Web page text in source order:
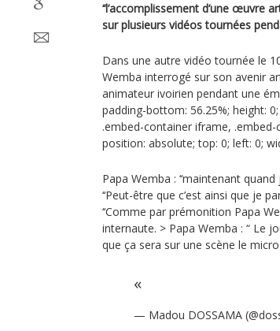
‘‘l’accomplissement d’une œuvre
sur plusieurs vidéos tournées
Dans une autre vidéo tournée le
Wemba interrogé sur son avenir
animateur ivoirien pendant une
padding-bottom: 56.25%; height:
.embed-container iframe,
position: absolute; top: 0; left: 0;
Papa Wemba : ‘‘maintenant quand
‘‘Peut-être que c’est ainsi que je
‘‘Comme par prémonition Papa
internaute. > Papa Wemba : “ Le
que ça sera sur une scène le
— Madou DOSSAMA